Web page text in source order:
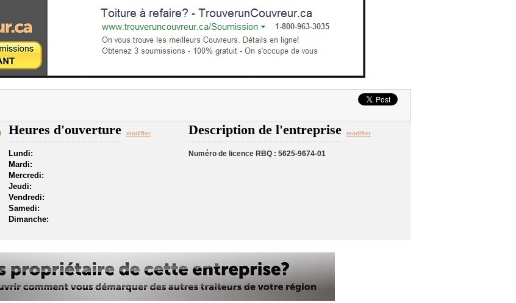
Heures d'ouverture modifier
Lundi:
Mardi:
Mercredi:
Jeudi:
Vendredi:
Samedi:
Dimanche:
Description de l'entreprise modifier
Numéro de licence RBQ : 5625-9674-01